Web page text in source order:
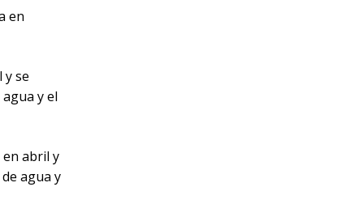
en
y se
y el
en abril y
agua y